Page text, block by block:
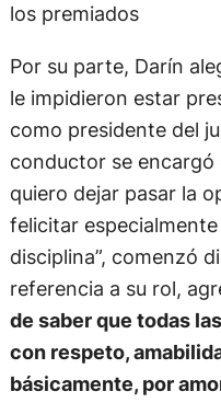
los premiados
Por su parte, Darín
le impidieron estar
como presidente del
conductor se encargó
quiero dejar pasar la
felicitar
disciplina”, comenzó
referencia a su rol,
de saber que todas
con respeto,
básicamente, por